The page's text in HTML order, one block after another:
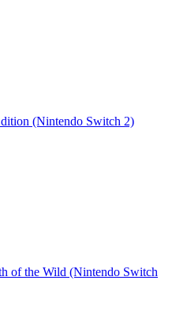
(Nintendo Switch 2)
of the Wild (Nintendo Switch